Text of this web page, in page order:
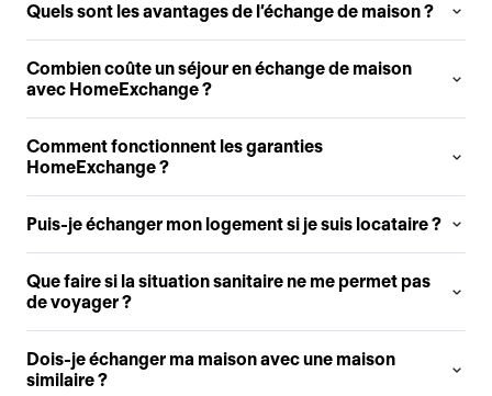
Quels sont les avantages de l’échange de maison ?
Combien coûte un séjour en échange de maison
avec HomeExchange ?
Comment fonctionnent les garanties
HomeExchange ?
Puis-je échanger mon logement si je suis locataire ?
Que faire si la situation sanitaire ne me permet pas
de voyager ?
Dois-je échanger ma maison avec une maison
similaire ?